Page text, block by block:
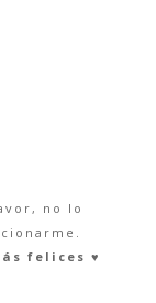
no lo
felices ♥︎